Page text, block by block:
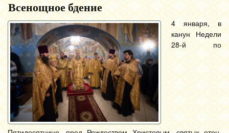
Всенощное бдение
4 января, в
канун Недели
28-й по